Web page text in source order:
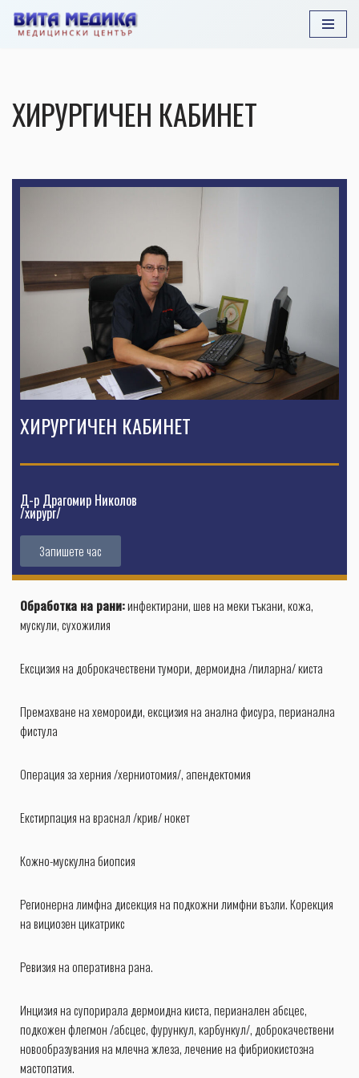
ХИРУРГИЧЕН КАБИНЕТ
ХИРУРГИЧЕН КАБИНЕТ
Д-р Драгомир Николов
/хирург/
Запишете час
Обработка на рани:инфектирани, шев на меки тъкани, кожа,
мускули, сухожилия
Ексцизия на доброкачествени тумори, дермоидна /пиларна/ киста
Премахване на хемороиди, ексцизия на анална фисура, перианална
фистула
Операция за херния /херниотомия/, апендектомия
Екстирпация на враснал /крив/ нокет
Кожно-мускулна биопсия
Регионерна лимфна дисекция на подкожни лимфни възли. Корекция
на вициозен цикатрикс
Ревизия на оперативна рана.
Инцизия на супорирала дермоидна киста, перианален абсцес,
подкожен флегмон /абсцес, фурункул, карбункул/, доброкачествени
новообразувания на млечна жлеза, лечение на фибриокистозна
мастопатия.